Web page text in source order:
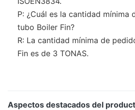
P: ¿Cuál es la cantidad mínima
tubo Boiler Fin?
R: La cantidad mínima de
Fin es de 3 TONAS.
Aspectos destacados del